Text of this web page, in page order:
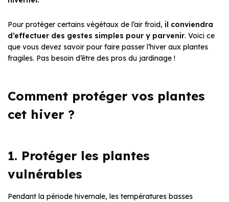
Pour protéger certains végétaux de l’air froid, il conviendra
d’effectuer des gestes simples pour y parvenir. Voici ce
que vous devez savoir pour faire passer l’hiver aux plantes
fragiles. Pas besoin d’être des pros du jardinage !
Comment protéger vos plantes
cet hiver ?
1. Protéger les plantes
vulnérables
Pendant la période hivernale, les températures basses